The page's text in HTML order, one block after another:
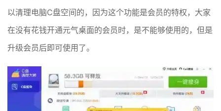
以清理电脑C盘空间的，因为这个功能是会员的特权，大家
在没有花钱开通元气桌面的会员时，是不能够使用的，但是
升级会员后即可使用了。